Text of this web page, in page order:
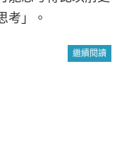
考」。
繼續閱讀